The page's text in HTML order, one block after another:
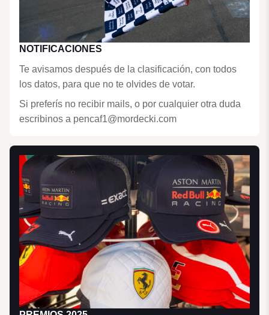
NOTIFICACIONES
Te avisamos después de la clasificación, con todos
los datos, para que no te olvides de votar.
Si preferís no recibir mails, o por cualquier otra duda
escribinos a pencaf1@mordecki.com